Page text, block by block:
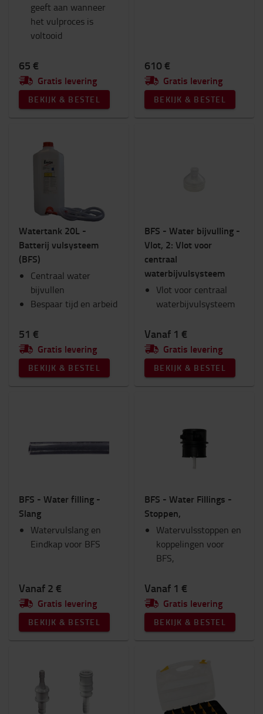
Werkplek en magazijn
Categorie
geeft aan wanneer
het vulproces is
voltooid
65 €
Gratis levering
BEKIJK & BESTEL
610 €
Gratis levering
BEKIJK & BESTEL
Watertank 20L -
Batterij vulsysteem
(BFS)
Centraal water
bijvullen
Bespaar tijd en arbeid
51 €
Gratis levering
BEKIJK & BESTEL
BFS - Water bijvulling -
Vlot, 2: Vlot voor
centraal
waterbijvulsysteem
Vlot voor centraal
waterbijvulsysteem
Vanaf 1 €
Gratis levering
BEKIJK & BESTEL
BFS - Water filling -
Slang
Watervulslang en
Eindkap voor BFS
Vanaf 2 €
Gratis levering
BEKIJK & BESTEL
BFS - Water Fillings -
Stoppen,
Watervulsstoppen en
koppelingen voor
BFS,
Vanaf 1 €
Gratis levering
BEKIJK & BESTEL